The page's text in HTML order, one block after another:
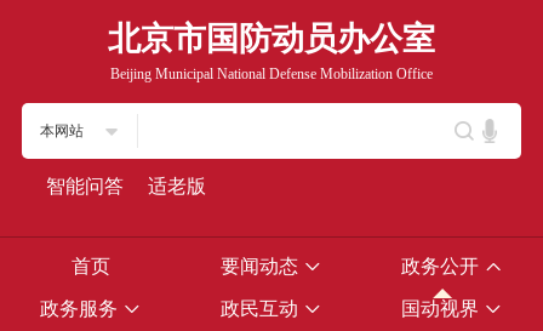
北京市国防动员办公室
Beijing Municipal National Defense Mobilization Office
本网站
智能问答 适老版
首页 要闻动态 政务公开
政务服务 政民互动 国动视界